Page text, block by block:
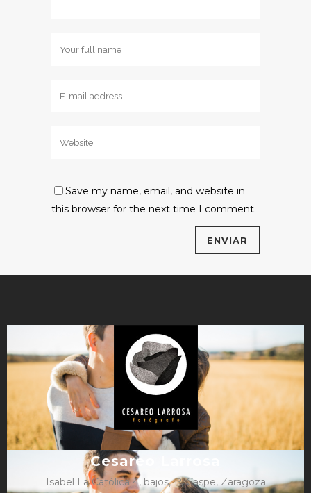
Save my name, email, and website in
this browser for the next time I comment.
Cesareo Larrosa
Isabel La Católica 4, bajos, 1º, Caspe, Zaragoza